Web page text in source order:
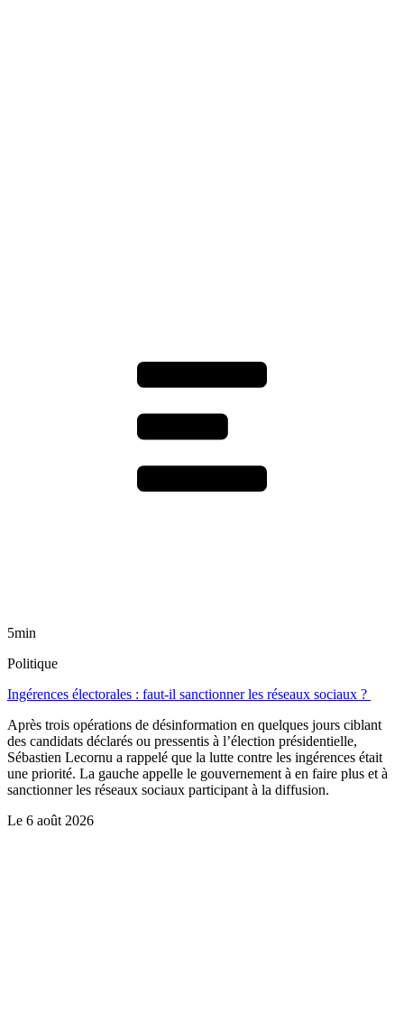
5min
Politique
Ingérences électorales : faut-il sanctionner les réseaux sociaux ?
Après trois opérations de désinformation en quelques jours ciblant
des candidats déclarés ou pressentis à l’élection présidentielle,
Sébastien Lecornu a rappelé que la lutte contre les ingérences était
une priorité. La gauche appelle le gouvernement à en faire plus et à
sanctionner les réseaux sociaux participant à la diffusion.
Le 6 août 2026